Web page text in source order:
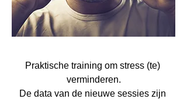
Praktische training om stress (te)
verminderen.
De data van de nieuwe sessies zijn